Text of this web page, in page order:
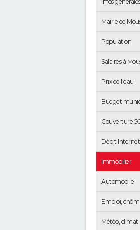
Infos générales
Mairie de
Population
Salaires à
Prix de l'eau
Budget
Couverture
Débit Internet
Immobilier
Automobile
Emploi,
Météo, climat